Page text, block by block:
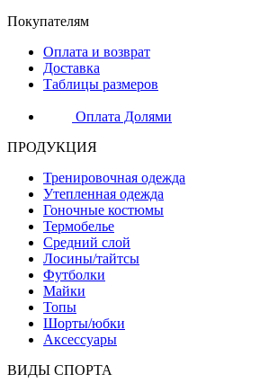
Покупателям
Оплата и возврат
Доставка
Таблицы размеров
Оплата Долями
ПРОДУКЦИЯ
Тренировочная одежда
Утепленная одежда
Гоночные костюмы
Термобелье
Средний слой
Лосины/тайтсы
Футболки
Майки
Топы
Шорты/юбки
Аксессуары
ВИДЫ СПОРТА